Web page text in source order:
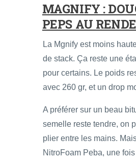
MAGNIFY :
PEPS AU
La Mgnify est moins
de stack. Ça reste une
pour certains. Le poids
avec 260 gr, et un drop
A préférer sur un beau
semelle reste tendre, on
plier entre les mains.
NitroFoam Peba, une